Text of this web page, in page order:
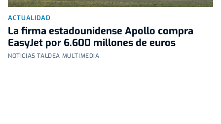
ACTUALIDAD
La firma estadounidense Apollo compra
EasyJet por 6.600 millones de euros
NOTICIAS TALDEA MULTIMEDIA